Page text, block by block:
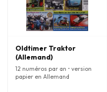
Oldtimer Traktor
(Allemand)
12 numéros par an • version
papier en Allemand